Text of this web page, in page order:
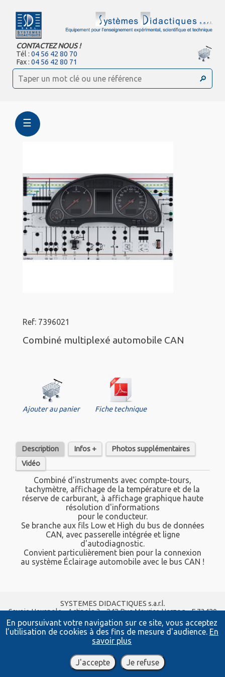
En poursuivant votre navigation sur ce site, vous acceptez
l’utilisation de cookies à des fins de mesure d'audience. En
savoir plus
J'accepte Je refuse
CONTACTEZ NOUS !
Tél :04 56 42 80 70
Fax :04 56 42 80 71
☰
Ref: 7396021
Combiné multiplexé automobile CAN
Ajouter au panier Fiche technique
Description Infos +
Photos supplémentaires
Vidéo
Combiné d'instruments avec compte-tours,
tachymètre, affichage de la température et de la
réserve de carburant, à affichage graphique haute
résolution d'informations
pour le conducteur.
Se branche aux fils Low et High du bus de données
CAN, avec passerelle intégrée et ligne
d'autodiagnostic.
Convient particulièrement bien pour la connexion
au système Éclairage automobile avec le bus CAN !
SYSTEMES DIDACTIQUES s.a.r.l.
Savoie Hexapole - Actipole 3 - 242 Rue Maurice Herzog - F 73420
VIVIERS DU LAC
Tel : 04 56 42 80 70| Fax :04 56 42 80 71
xavier.granjon@systemes-didactiques.fr
systemes-didactiques.fr